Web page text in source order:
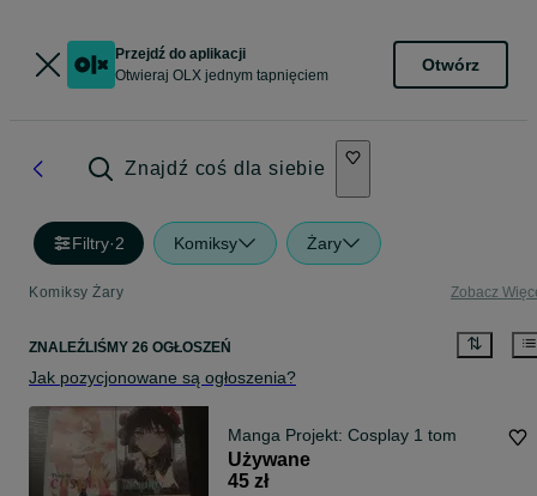
Przejdź do aplikacji
Otwieraj OLX jednym tapnięciem
Otwórz
Znajdź coś dla siebie
Filtry·2 Komiksy Żary
Komiksy Żary Zobacz
ZNALEŹLIŚMY 26 OGŁOSZEŃ
Jak pozycjonowane są ogłoszenia?
Manga Projekt: Cosplay 1 tom
Używane
45 zł